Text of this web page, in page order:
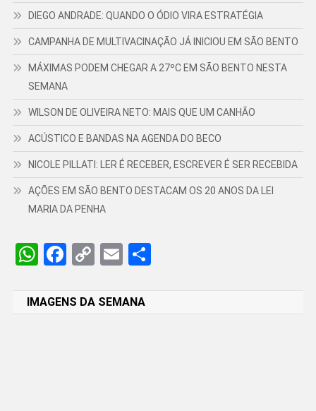
DIEGO ANDRADE: QUANDO O ÓDIO VIRA ESTRATÉGIA
CAMPANHA DE MULTIVACINAÇÃO JÁ INICIOU EM SÃO BENTO
MÁXIMAS PODEM CHEGAR A 27ºC EM SÃO BENTO NESTA
SEMANA
WILSON DE OLIVEIRA NETO: MAIS QUE UM CANHÃO
ACÚSTICO E BANDAS NA AGENDA DO BECO
NICOLE PILLATI: LER É RECEBER, ESCREVER É SER RECEBIDA
AÇÕES EM SÃO BENTO DESTACAM OS 20 ANOS DA LEI
MARIA DA PENHA
WhatsApp
Facebook
CopyEmailShare
IMAGENS DA SEMANA